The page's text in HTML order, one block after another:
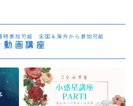
時参加可能 全国＆海外から参加可能
動画講座